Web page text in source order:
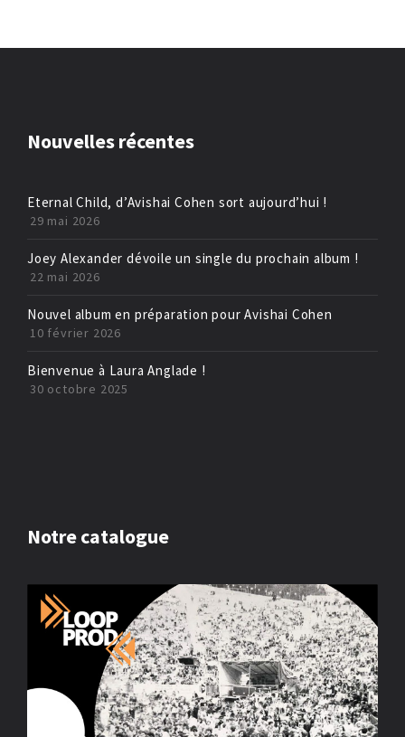
Nouvelles récentes
Eternal Child, d’Avishai Cohen sort aujourd’hui !
29 mai 2026
Joey Alexander dévoile un single du prochain album !
22 mai 2026
Nouvel album en préparation pour Avishai Cohen
10 février 2026
Bienvenue à Laura Anglade !
30 octobre 2025
Notre catalogue